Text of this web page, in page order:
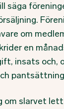
säga
om
en
insats och,
om slarvet